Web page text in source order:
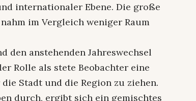
internationaler Ebene. Die große
im Vergleich weniger Raum
den anstehenden Jahreswechsel
Rolle als stete Beobachter eine
Stadt und die Region zu ziehen.
durch, ergibt sich ein gemischtes